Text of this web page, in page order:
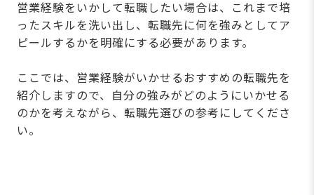
営業経験をいかして転職したい場合は、これまで培
ったスキルを洗い出し、転職先に何を強みとしてア
ピールするかを明確にする必要があります。
ここでは、営業経験がいかせるおすすめの転職先を
紹介しますので、自分の強みがどのようにいかせる
のかを考えながら、転職先選びの参考にしてくださ
い。